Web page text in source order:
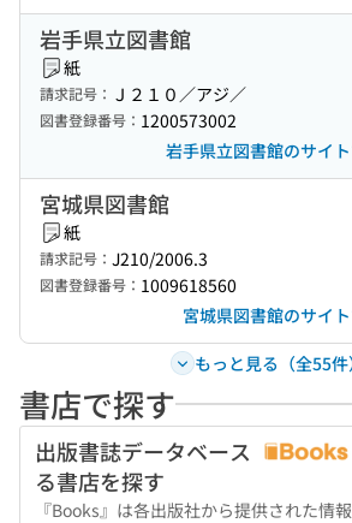
岩手県立図書館
紙
請求記号： Ｊ２１０／アジ／
図書登録番号： 1200573002
岩手県立図書館のサイ
宮城県図書館
紙
請求記号： J210/2006.3
図書登録番号： 1009618560
宮城県図書館のサイ
もっと見る（全55件
書店で探す
出版書誌データベース
る書店を探す
『Books』は各出版社から提供された情